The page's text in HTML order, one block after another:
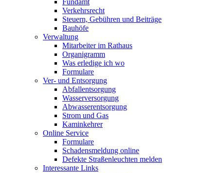
Fundamt
Verkehrsrecht
Steuern, Gebühren und Beiträge
Bauhöfe
Verwaltung
Mitarbeiter im Rathaus
Organigramm
Was erledige ich wo
Formulare
Ver- und Entsorgung
Abfallentsorgung
Wasserversorgung
Abwasserentsorgung
Strom und Gas
Kaminkehrer
Online Service
Formulare
Schadensmeldung online
Defekte Straßenleuchten melden
Interessante Links